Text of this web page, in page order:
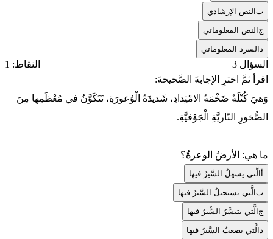
بالنص الإرشادي
جالنص المعلوماتي
السرد المعلوماتي
السؤال 3
النقاط: 1
اقرأ ثمَّ اخترِ الإجابةَ الصَّحيحةَ:
وَهيَ كُتْلَةٌ ضَخْمَةُ الامْتِدادِ، شَديدَةُ الْوُعورَةِ، تَتَكَوَّنُ في مُعْظَمِها مِنَ
الصُّخورِ النّاريَّةِ الْجَوْفيَّةِ.
ما هي: الأرضُ الوعرةُ؟
الَّتي يسهلُ السَّيرُ فيها
بالَّتي يستحيلُ السَّيرُ فيها
جالَّتي يتيسَّرُ السُّيرُ فيها
الَّتي يصعبُ السَّيرُ فيها